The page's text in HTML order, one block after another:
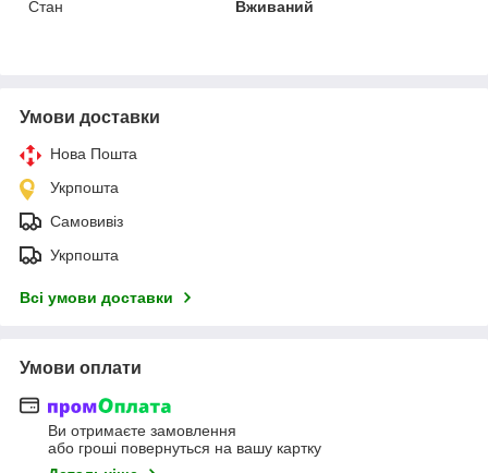
Стан
Вживаний
Умови доставки
Нова Пошта
Укрпошта
Самовивіз
Укрпошта
Всі умови доставки
Умови оплати
Ви отримаєте замовлення
або гроші повернуться на вашу картку